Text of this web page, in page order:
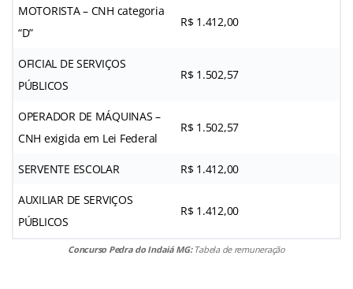
MOTORISTA – CNH categoria
“D”
R$ 1.412,00
OFICIAL DE SERVIÇOS
PÚBLICOS
R$ 1.502,57
OPERADOR DE MÁQUINAS –
CNH exigida em Lei Federal
R$ 1.502,57
SERVENTE ESCOLAR R$ 1.412,00
AUXILIAR DE SERVIÇOS
PÚBLICOS
R$ 1.412,00
Concurso Pedra do Indaiá MG:Tabela de remuneração